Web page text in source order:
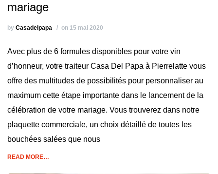
mariage
by Casadelpapa on 15 mai 2020
Avec plus de 6 formules disponibles pour votre vin
d’honneur, votre traiteur Casa Del Papa à Pierrelatte vous
offre des multitudes de possibilités pour personnaliser au
maximum cette étape importante dans le lancement de la
célébration de votre mariage. Vous trouverez dans notre
plaquette commerciale, un choix détaillé de toutes les
bouchées salées que nous
READ MORE…